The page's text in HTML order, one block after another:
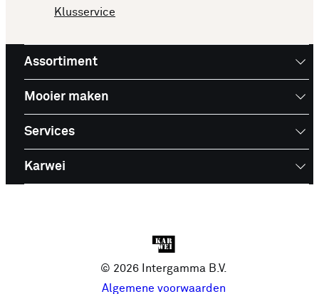
Klusservice
Assortiment
Mooier maken
Services
Karwei
© 2026 Intergamma B.V.
Algemene voorwaarden